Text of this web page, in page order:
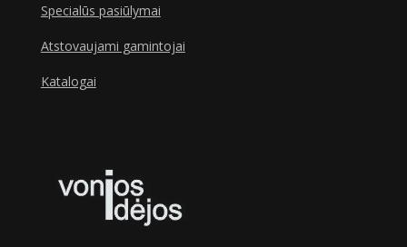
Specialūs pasiūlymai
Atstovaujami gamintojai
Katalogai